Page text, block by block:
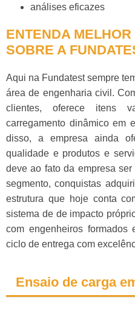
análises eficazes
ENTENDA
SOBRE A
Aqui na Fundatest sempre
área de engenharia civil.
clientes, oferece itens
carregamento dinâmico em
disso, a empresa ainda
qualidade e produtos e
deve ao fato da empresa
segmento, conquistas
estrutura que hoje conta
sistema de de impacto
com engenheiros
ciclo de entrega com
Ensaio de carga